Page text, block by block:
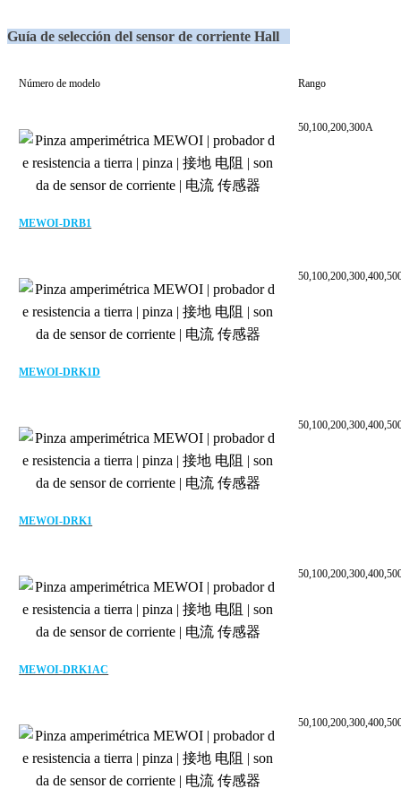
Guía de selección del sensor de corriente Hall
Número de modelo Rango
MEWOI-DRB1
50,100,200,300A
MEWOI-DRK1D
MEWOI-DRK1
MEWOI-DRK1AC